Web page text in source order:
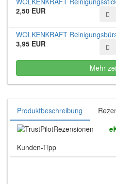
2,50 EUR
WOLKENKRAFT
3,95 EUR
Mehr
Produktbeschreibung
Rezensionen
Kunden-Tipp